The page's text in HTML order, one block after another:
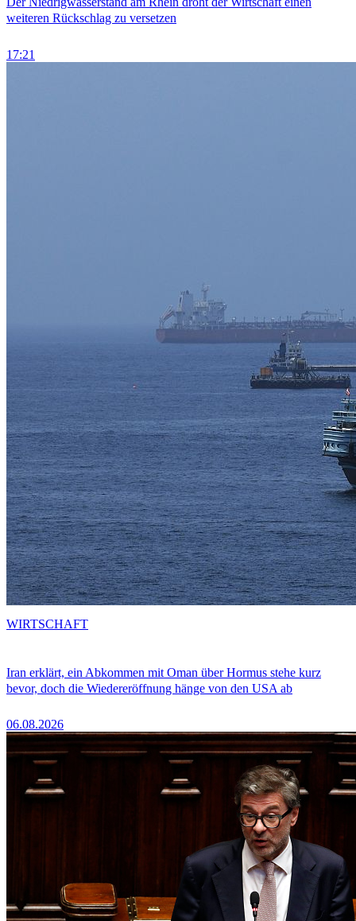
weiteren Rückschlag zu versetzen
17:21
Iran erklärt, ein Abkommen mit Oman über Hormus stehe kurz
bevor, doch die Wiedereröffnung hänge von den USA ab
06.08.2026
WIRTSCHAFT